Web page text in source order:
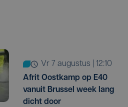
vr 7 augustus | 12:10
Afrit Oostkamp op E40
vanuit Brussel week lang
dicht door